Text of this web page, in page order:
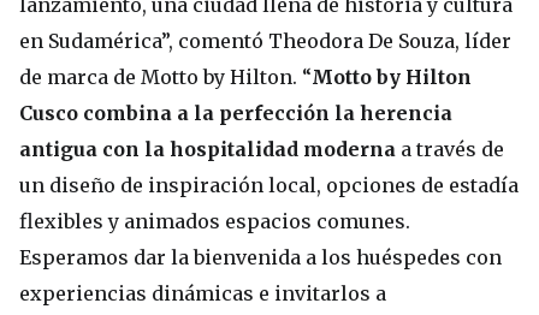
en Sudamérica”, comentó Theodora De Souza, líder
de marca de Motto by Hilton. “Motto by Hilton
Cusco combina a la perfección la herencia
antigua con la hospitalidad moderna a través de
un diseño de inspiración local, opciones de estadía
flexibles y animados espacios comunes.
Esperamos dar la bienvenida a los huéspedes con
experiencias dinámicas e invitarlos a